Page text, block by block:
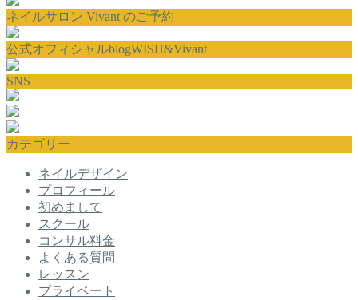
ネイルサロン Vivant のご予約
公式オフィシャルblogWISH&Vivant
SNS
カテゴリー
ネイルデザイン
プロフィール
初めまして
スクール
コンサル料金
よくある質問
レッスン
プライベート